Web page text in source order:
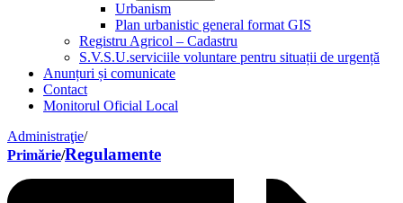
Urbanism
Plan urbanistic general format GIS
Registru Agricol – Cadastru
S.V.S.U.serviciile voluntare pentru situații de urgență
Anunțuri și comunicate
Contact
Monitorul Oficial Local
Administraţie/
Primărie/Regulamente